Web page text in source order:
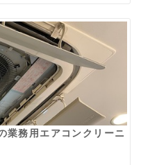
業務用エアコンクリーニ